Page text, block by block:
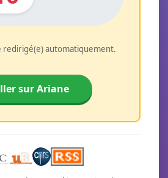
redirigé(e) automatiquement.
sur Ariane